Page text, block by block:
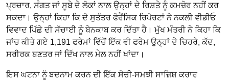
ਪ੍ਰਚਾਰ, ਸੰਗਤ ਜਾਂ ਸੂਬੇ ਦੇ ਲੋਕਾਂ ਨਾਲ ਉਨ੍ਹਾਂ ਦੇ ਰਿਸ਼ਤੇ ਨੂੰ ਕਮਜ਼ੋਰ ਨਹੀਂ ਕਰ
ਸਕਦਾ। ਉਨ੍ਹਾਂ ਕਿਹਾ ਕਿ ਦੋ ਸੁਤੰਤਰ ਫੋਰੈਂਸਿਕ ਰਿਪੋਰਟਾਂ ਨੇ ਨਕਲੀ ਵੀਡੀਓ
ਵਿਵਾਦ ਪਿੱਛੇ ਦੀ ਸੱਚਾਈ ਨੂੰ ਬੇਨਕਾਬ ਕਰ ਦਿੱਤਾ ਹੈ। ਮੁੱਖ ਮੰਤਰੀ ਨੇ ਕਿਹਾ ਕਿ
ਜਾਂਚ ਕੀਤੇ ਗਏ 1,191 ਫਰੇਮਾਂ ਵਿੱਚੋਂ ਇੱਕ ਵੀ ਫਰੇਮ ਉਨ੍ਹਾਂ ਦੇ ਚਿਹਰੇ, ਕੱਦ,
ਸਰੀਰਕ ਬਣਤਰ ਜਾਂ ਦਿੱਖ ਨਾਲ ਮੇਲ ਨਹੀਂ ਖਾਂਦਾ।
ਇਸ ਘਟਨਾ ਨੂੰ ਬਦਨਾਮ ਕਰਨ ਦੀ ਇੱਕ ਸੋਚੀ-ਸਮਝੀ ਸਾਜ਼ਿਸ਼ ਕਰਾਰ